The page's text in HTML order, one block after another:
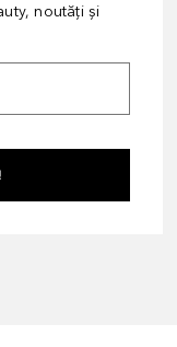
noutăți și